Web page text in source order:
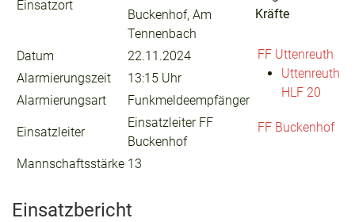
Einsatzort
Buckenhof, Am
Tennenbach
Datum
22.11.2024
Alarmierungszeit
13:15 Uhr
Alarmierungsart
Funkmeldeempfänger
Einsatzleiter
Einsatzleiter FF
Buckenhof
Mannschaftsstärke 13
Kräfte
FF Uttenreuth
Uttenreuth
HLF 20
FF Buckenhof
Einsatzbericht